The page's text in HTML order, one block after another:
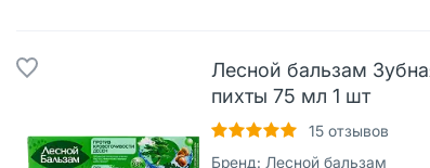
Лесной бальзам
пихты 75 мл 1 шт
15 отзывов
Бренд: Лесной бальзам